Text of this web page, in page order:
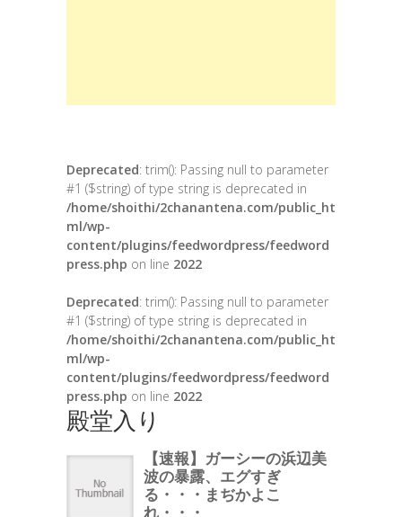
Deprecated: trim(): Passing null to parameter
#1 ($string) of type string is deprecated in
/home/shoithi/2chanantena.com/public_ht
ml/wp-
content/plugins/feedwordpress/feedword
press.php on line 2022
Deprecated: trim(): Passing null to parameter
#1 ($string) of type string is deprecated in
/home/shoithi/2chanantena.com/public_ht
ml/wp-
content/plugins/feedwordpress/feedword
press.php on line 2022
殿堂入り